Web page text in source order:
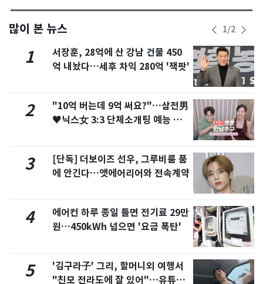
많이 본 뉴스 1/2
1
서장훈, 28억에 산 강남 건물 450
억 내놨다…세후 차익 280억 '잭팟'
2
"10억 버는데 9억 써요?"…삼전男
♥닉스女 3:3 단체소개팅 예능 화
3
[단독] 더보이즈 선우, 그루비룸 품
에 안긴다…앳에어리어와 전속계약
4
에어컨 하루 종일 틀면 전기료 29만
원…450kWh 넘으면 '요금 폭탄'
5
'김구라子' 그리, 할머니외 여행서
"친모 전라도에 잘 있어"…유튜브